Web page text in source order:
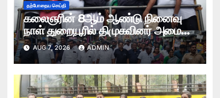
தற்போதைய செய்தி
கலைஞரின் 8ஆம் ஆண்டு நினைவு
நாள் துறையூரில் திமுகவினர் அமைதி
பேரணி
AUG 7, 2026 ADMIN